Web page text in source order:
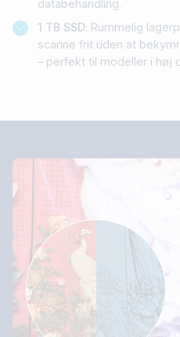
databehandling.
1 TB SSD: Rummelig
scanne frit uden at
– perfekt til modeller i høj